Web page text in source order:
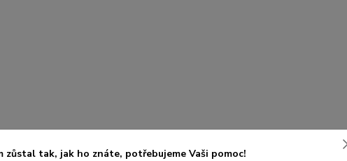
zůstal tak, jak ho znáte, potřebujeme Vaši pomoc!